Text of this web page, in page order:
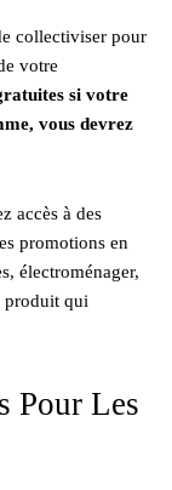
collectiviser pour
votre
si votre
vous devrez
accès à des
promotions en
électroménager,
produit qui
Pour Les